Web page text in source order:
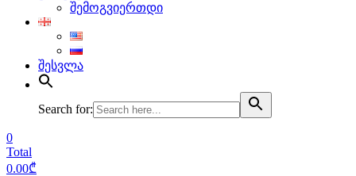
შემოგვიერთდი
შესვლა
Search for:
0
Total
0.00₾